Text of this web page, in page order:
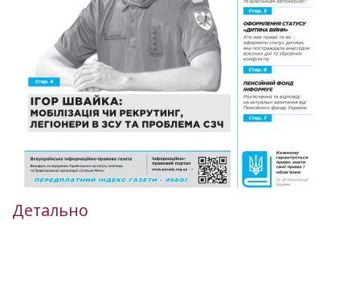
Детально